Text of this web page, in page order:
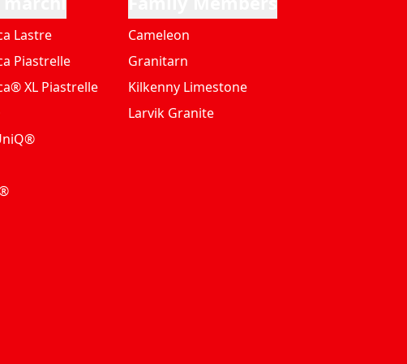
Lastre
Piastrelle
XL Piastrelle
Cameleon
Granitarn
Kilkenny Limestone
Larvik Granite